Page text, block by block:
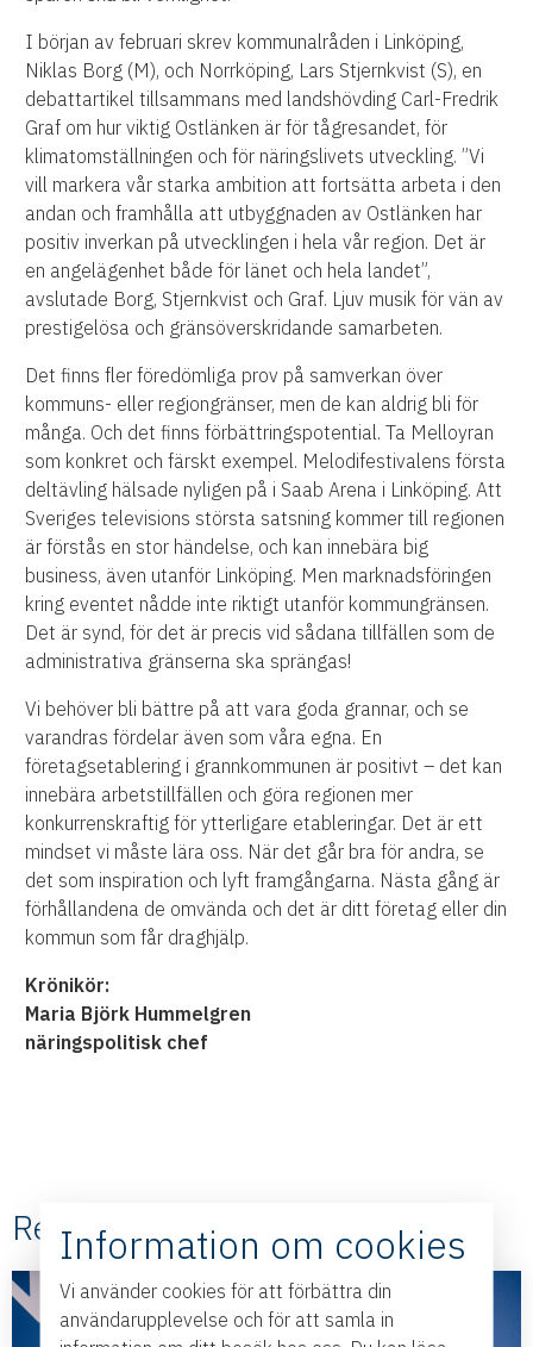
I början av februari skrev kommunalråden i Linköping,
Niklas Borg (M), och Norrköping, Lars Stjernkvist (S), en
debattartikel tillsammans med landshövding Carl-Fredrik
Graf om hur viktig Ostlänken är för tågresandet, för
klimatomställningen och för näringslivets utveckling. ”Vi
vill markera vår starka ambition att fortsätta arbeta i den
andan och framhålla att utbyggnaden av Ostlänken har
positiv inverkan på utvecklingen i hela vår region. Det är
en angelägenhet både för länet och hela landet”,
avslutade Borg, Stjernkvist och Graf. Ljuv musik för vän av
prestigelösa och gränsöverskridande samarbeten.
Det finns fler föredömliga prov på samverkan över
kommuns- eller regiongränser, men de kan aldrig bli för
många. Och det finns förbättringspotential. Ta Melloyran
som konkret och färskt exempel. Melodifestivalens första
deltävling hälsade nyligen på i Saab Arena i Linköping. Att
Sveriges televisions största satsning kommer till regionen
är förstås en stor händelse, och kan innebära big
business, även utanför Linköping. Men marknadsföringen
kring eventet nådde inte riktigt utanför kommungränsen.
Det är synd, för det är precis vid sådana tillfällen som de
administrativa gränserna ska sprängas!
Vi behöver bli bättre på att vara goda grannar, och se
varandras fördelar även som våra egna. En
företagsetablering i grannkommunen är positivt – det kan
innebära arbetstillfällen och göra regionen mer
konkurrenskraftig för ytterligare etableringar. Det är ett
mindset vi måste lära oss. När det går bra för andra, se
det som inspiration och lyft framgångarna. Nästa gång är
förhållandena de omvända och det är ditt företag eller din
kommun som får draghjälp.
Krönikör:
Maria Björk Hummelgren
näringspolitisk chef
Relaterade #Nyheter
Information om cookies
Vi använder cookies för att förbättra din
användarupplevelse och för att samla in